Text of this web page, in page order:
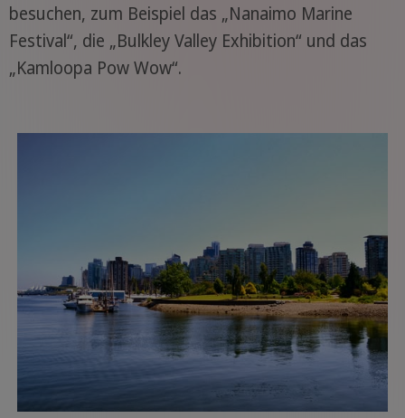
besuchen, zum Beispiel das „Nanaimo Marine
Festival“, die „Bulkley Valley Exhibition“ und das
„Kamloopa Pow Wow“.